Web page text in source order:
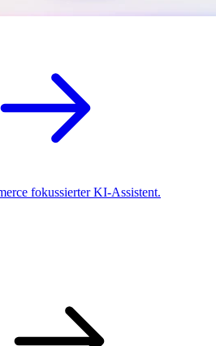
fokussierter KI-Assistent.